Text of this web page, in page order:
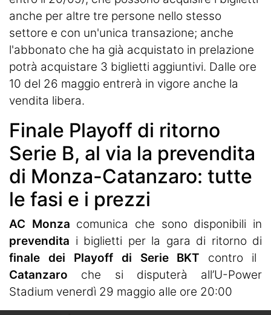
anche per altre tre persone nello stesso
settore e con un'unica transazione; anche
l'abbonato che ha già acquistato in prelazione
potrà acquistare 3 biglietti aggiuntivi. Dalle ore
10 del 26 maggio entrerà in vigore anche la
vendita libera.
Finale Playoff di ritorno
Serie B, al via la prevendita
di Monza-Catanzaro: tutte
le fasi e i prezzi
AC Monza comunica che sono disponibili in
prevendita i biglietti per la gara di ritorno di
finale dei Playoff di Serie BKT contro il
Catanzaro che si disputerà all’U-Power
Stadium venerdì 29 maggio alle ore 20:00